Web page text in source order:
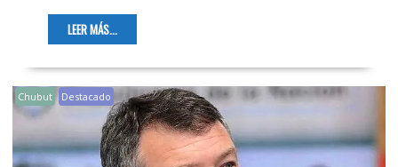
LEER MÁS...
Chubut Destacado